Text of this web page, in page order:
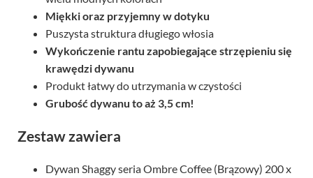
Miękki oraz przyjemny w dotyku
Puszysta struktura długiego włosia
Wykończenie rantu zapobiegające strzępieniu się
krawędzi dywanu
Produkt łatwy do utrzymania w czystości
Grubość dywanu to aż 3,5 cm!
Zestaw zawiera
Dywan Shaggy seria Ombre Coffee (Brązowy) 200 x